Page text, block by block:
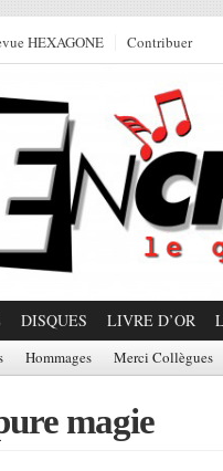
HEXAGONE Contribuer
DISQUES LIVRE D’OR
Hommages Merci Collègues
magie